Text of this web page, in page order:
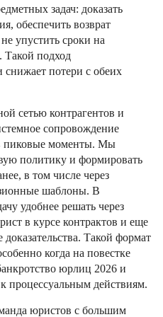
задач: доказать
обеспечить возврат
упустить сроки на
Такой подход
потери с обеих
сетью контрагентов и
сопровождение
пиковые моменты. Мы
политику и формировать
в том числе через
шаблоны. В
удобнее решать через
в курсе контрактов и еще
Такой формат
когда на повестке
юрлиц 2026 и
процессуальным действиям.
юристов с большим